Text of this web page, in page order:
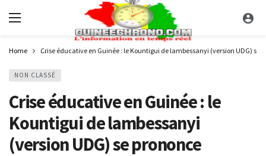
Home Crise éducative en Guinée : le Kountigui de lambessanyi (version UDG) se
NON CLASSÉ
Crise éducative en Guinée : le
Kountigui de lambessanyi
(version UDG) se prononce